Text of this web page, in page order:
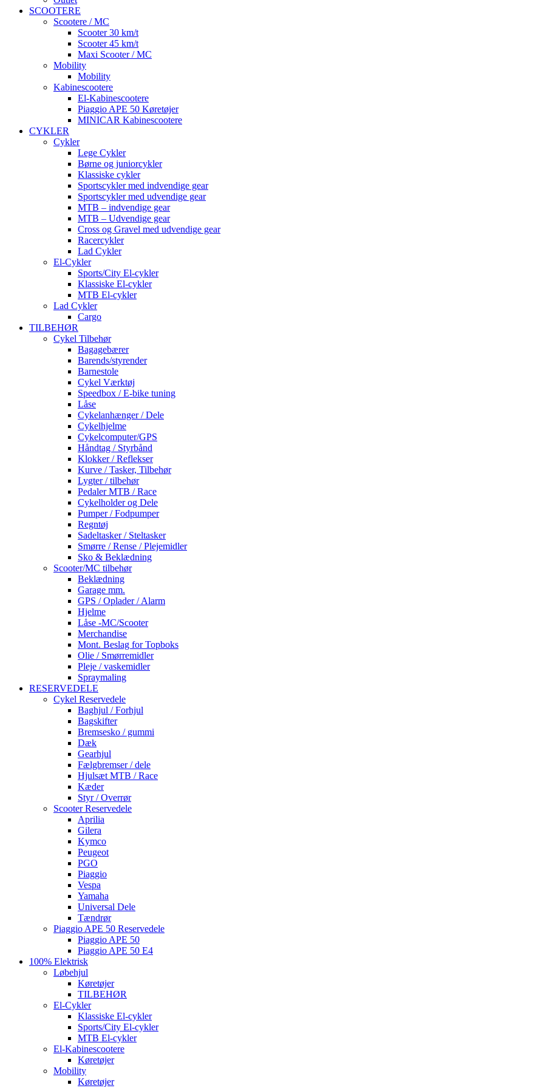
SCOOTERE
Scootere / MC
Scooter 30 km/t
Scooter 45 km/t
Maxi Scooter / MC
Mobility
Mobility
Kabinescootere
El-Kabinescootere
Piaggio APE 50 Køretøjer
MINICAR Kabinescootere
CYKLER
Cykler
Lege Cykler
Børne og juniorcykler
Klassiske cykler
Sportscykler med indvendige gear
Sportscykler med udvendige gear
MTB – indvendige gear
MTB – Udvendige gear
Cross og Gravel med udvendige gear
Racercykler
Lad Cykler
El-Cykler
Sports/City El-cykler
Klassiske El-cykler
MTB El-cykler
Lad Cykler
Cargo
TILBEHØR
Cykel Tilbehør
Bagagebærer
Barends/styrender
Barnestole
Cykel Værktøj
Speedbox / E-bike tuning
Låse
Cykelanhænger / Dele
Cykelhjelme
Cykelcomputer/GPS
Håndtag / Styrbånd
Klokker / Reflekser
Kurve / Tasker, Tilbehør
Lygter / tilbehør
Pedaler MTB / Race
Cykelholder og Dele
Pumper / Fodpumper
Regntøj
Sadeltasker / Steltasker
Smørre / Rense / Plejemidler
Sko & Beklædning
Scooter/MC tilbehør
Beklædning
Garage mm.
GPS / Oplader / Alarm
Hjelme
Låse -MC/Scooter
Merchandise
Mont. Beslag for Topboks
Olie / Smørremidler
Pleje / vaskemidler
Spraymaling
RESERVEDELE
Cykel Reservedele
Baghjul / Forhjul
Bagskifter
Bremsesko / gummi
Dæk
Gearhjul
Fælgbremser / dele
Hjulsæt MTB / Race
Kæder
Styr / Overrør
Scooter Reservedele
Aprilia
Gilera
Kymco
Peugeot
PGO
Piaggio
Vespa
Yamaha
Universal Dele
Tændrør
Piaggio APE 50 Reservedele
Piaggio APE 50
Piaggio APE 50 E4
100% Elektrisk
Løbehjul
Køretøjer
TILBEHØR
El-Cykler
Klassiske El-cykler
Sports/City El-cykler
MTB El-cykler
El-Kabinescootere
Køretøjer
Mobility
Køretøjer